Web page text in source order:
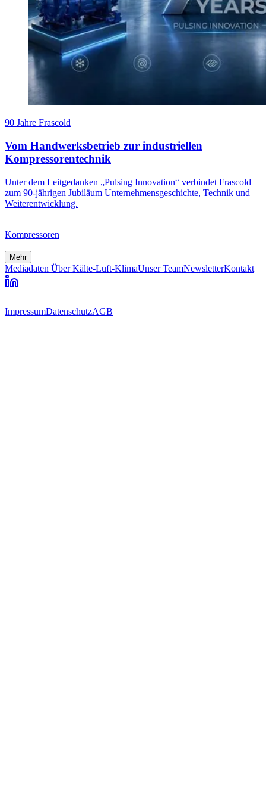
90 Jahre Frascold
Vom Handwerksbetrieb zur industriellen
Kompressorentechnik
Unter dem Leitgedanken „Pulsing Innovation“ verbindet Frascold
zum 90-jährigen Jubiläum Unternehmensgeschichte, Technik und
Weiterentwicklung.
Kompressoren
Mehr
Mediadaten Über Kälte-Luft-KlimaUnser TeamNewsletterKontakt
ImpressumDatenschutzAGB